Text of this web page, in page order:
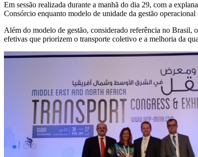
Em sessão realizada durante a manhã do dia 29, com a
Consórcio enquanto modelo de unidade da gestão
Além do modelo de gestão, considerado referência no Brasil,
efetivas que priorizem o transporte coletivo e a melhoria da